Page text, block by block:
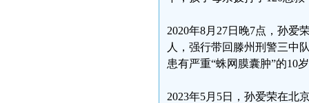
2020年8月27日晚7点，孙爱
人，强行带回滕州刑警三中
患有严重“蛛网膜囊肿”的10
2023年5月5日，孙爱荣在北